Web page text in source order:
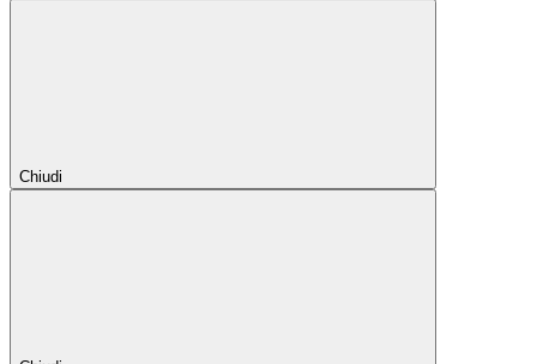
Chiudi